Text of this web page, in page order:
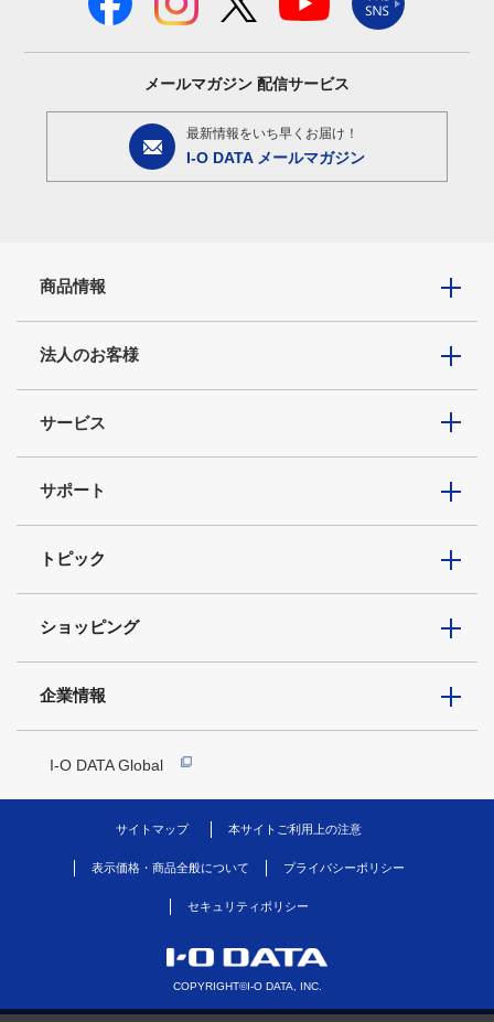
メールマガジン 配信サービス
最新情報をいち早くお届け！
I-O DATA メールマガジン
商品情報
法人のお客様
サービス
サポート
トピック
ショッピング
企業情報
I-O DATA Global
サイトマップ 本サイトご利用上の注意
表示価格・商品全般について プライバシーポリシー
セキュリティポリシー
COPYRIGHT©I-O DATA, INC.